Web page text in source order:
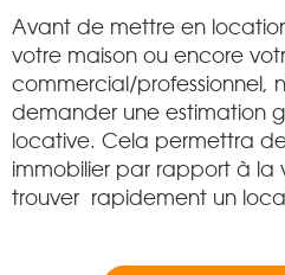
Avant de mettre en
votre maison ou encore
commercial/professionnel,
demander une estimation
locative. Cela permettra
immobilier par rapport à
trouver rapidement un